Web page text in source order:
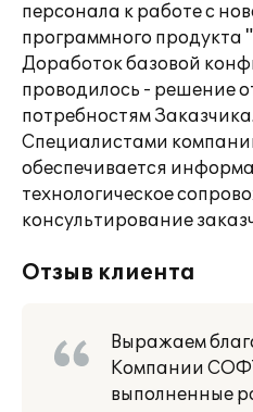
персонала к работе с
программного продукта
Доработок базовой
проводилось - решение
потребностям
Специалистами
обеспечивается
технологическое
консультирование
Отзыв клиента
Выражаем
Компании
выполненные